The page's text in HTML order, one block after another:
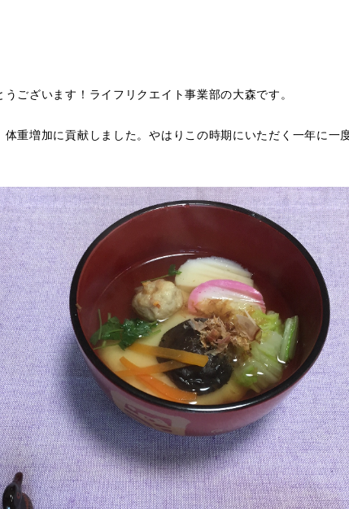
ございます！ライフリクエイト事業部の大森です。
重増加に貢献しました。やはりこの時期にいただく一年に一